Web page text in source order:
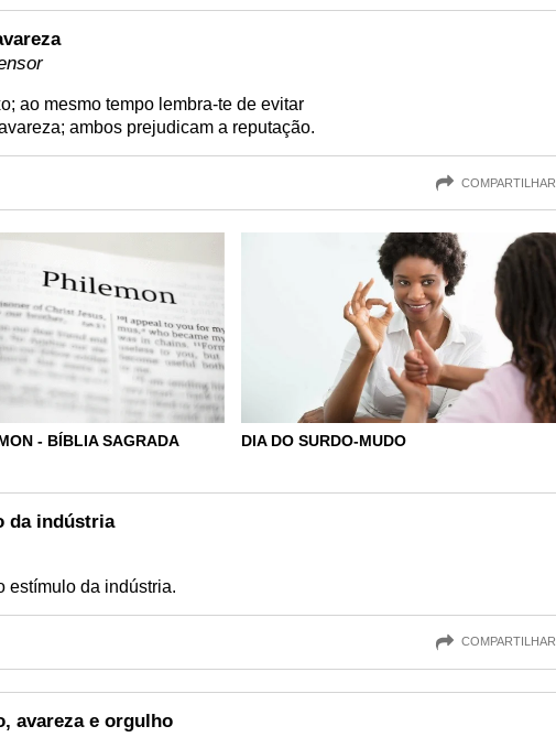
ao mesmo tempo lembra-te de evitar
ambos prejudicam a reputação.
COMPARTILHAR
- BÍBLIA SAGRADA
DIA DO SURDO-MUDO
da indústria
estímulo da indústria.
COMPARTILHAR
avareza e orgulho